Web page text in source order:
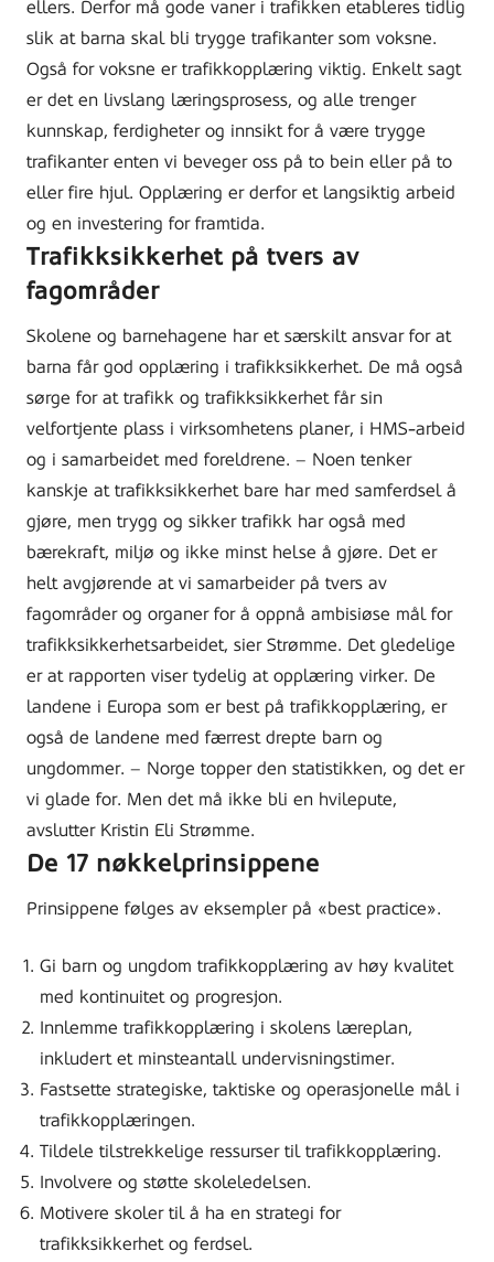
ellers. Derfor må gode vaner i trafikken etableres tidlig
slik at barna skal bli trygge trafikanter som voksne.
Også for voksne er trafikkopplæring viktig. Enkelt sagt
er det en livslang læringsprosess, og alle trenger
kunnskap, ferdigheter og innsikt for å være trygge
trafikanter enten vi beveger oss på to bein eller på to
eller fire hjul. Opplæring er derfor et langsiktig arbeid
og en investering for framtida.
Trafikksikkerhet på tvers av
fagområder
Skolene og barnehagene har et særskilt ansvar for at
barna får god opplæring i trafikksikkerhet. De må også
sørge for at trafikk og trafikksikkerhet får sin
velfortjente plass i virksomhetens planer, i HMS-arbeid
og i samarbeidet med foreldrene. – Noen tenker
kanskje at trafikksikkerhet bare har med samferdsel å
gjøre, men trygg og sikker trafikk har også med
bærekraft, miljø og ikke minst helse å gjøre. Det er
helt avgjørende at vi samarbeider på tvers av
fagområder og organer for å oppnå ambisiøse mål for
trafikksikkerhetsarbeidet, sier Strømme. Det gledelige
er at rapporten viser tydelig at opplæring virker. De
landene i Europa som er best på trafikkopplæring, er
også de landene med færrest drepte barn og
ungdommer. – Norge topper den statistikken, og det er
vi glade for. Men det må ikke bli en hvilepute,
avslutter Kristin Eli Strømme.
De 17 nøkkelprinsippene
Prinsippene følges av eksempler på «best practice».
Gi barn og ungdom trafikkopplæring av høy kvalitet
med kontinuitet og progresjon.
Innlemme trafikkopplæring i skolens læreplan,
inkludert et minsteantall undervisningstimer.
Fastsette strategiske, taktiske og operasjonelle mål i
trafikkopplæringen.
Tildele tilstrekkelige ressurser til trafikkopplæring.
Involvere og støtte skoleledelsen.
Motivere skoler til å ha en strategi for
trafikksikkerhet og ferdsel.